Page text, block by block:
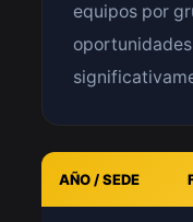
equipos por
AÑO / SEDE